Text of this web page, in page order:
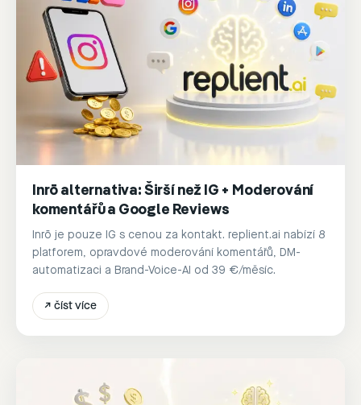
Inrō alternativa: Širší než IG + Moderování
komentářů a Google Reviews
Inrō je pouze IG s cenou za kontakt. replient.ai nabízí 8
platforem, opravdové moderování komentářů, DM-
automatizaci a Brand-Voice-AI od 39 €/měsíc.
↗ číst více